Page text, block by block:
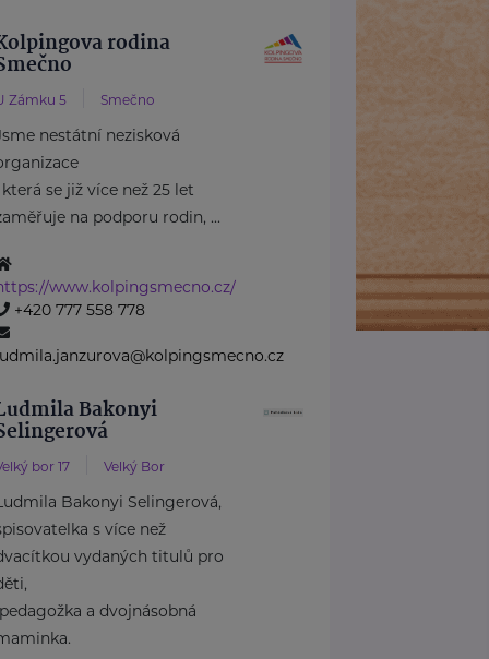
rodina
Zámku 5 Smečno
nestátní nezisková
která se již více než 25 let
na podporu rodin, ...
www.kolpingsmecno.cz/
+420 777 558 778
Bakonyi
bor 17 Velký Bor
Bakonyi Selingerová,
s více než
vydaných titulů pro
pedagožka a dvojnásobná